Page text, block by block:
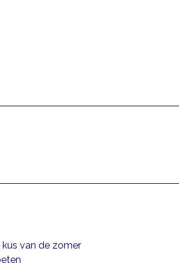
van de zomer